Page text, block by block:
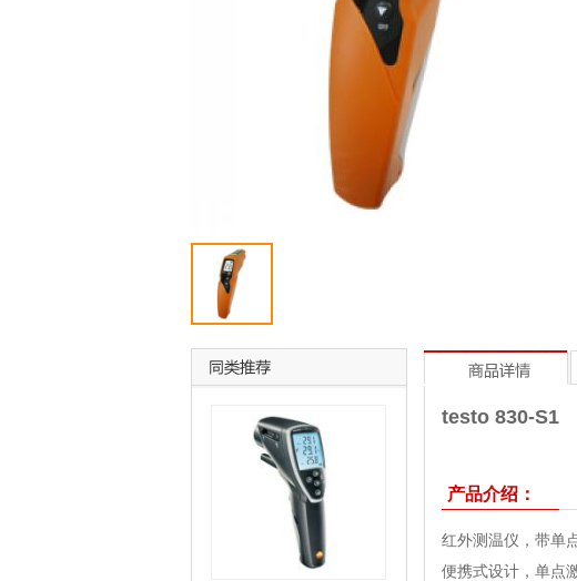
testo 830-S1
产品介绍：
红外测温仪，带单
便携式设计，单点